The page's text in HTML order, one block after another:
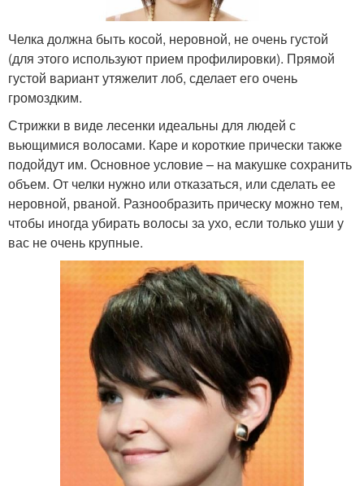
Челка должна быть косой, неровной, не очень густой
(для этого используют прием профилировки). Прямой
густой вариант утяжелит лоб, сделает его очень
громоздким.
Стрижки в виде лесенки идеальны для людей с
вьющимися волосами. Каре и короткие прически также
подойдут им. Основное условие – на макушке сохранить
объем. От челки нужно или отказаться, или сделать ее
неровной, рваной. Разнообразить прическу можно тем,
чтобы иногда убирать волосы за ухо, если только уши у
вас не очень крупные.